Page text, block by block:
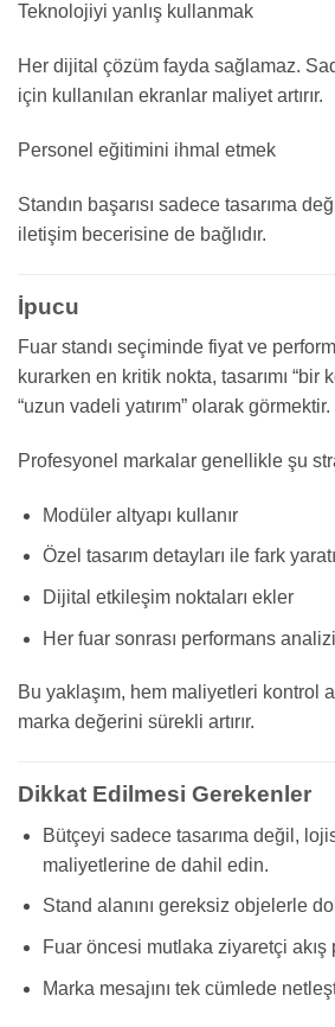
Teknolojiyi yanlış kullanmak
Her dijital çözüm fayda sağlamaz.
için kullanılan ekranlar maliyet artırır.
Personel eğitimini ihmal etmek
Standın başarısı sadece tasarıma
iletişim becerisine de bağlıdır.
İpucu
Fuar standı seçiminde fiyat ve
kurarken en kritik nokta, tasarımı “bir
“uzun vadeli yatırım” olarak görmektir.
Profesyonel markalar genellikle şu
Modüler altyapı kullanır
Özel tasarım detayları ile fark
Dijital etkileşim noktaları ekler
Her fuar sonrası performans
Bu yaklaşım, hem maliyetleri kontrol
marka değerini sürekli artırır.
Dikkat Edilmesi Gerekenler
Bütçeyi sadece tasarıma değil,
maliyetlerine de dahil edin.
Stand alanını gereksiz objelerle
Fuar öncesi mutlaka ziyaretçi akış
Marka mesajını tek cümlede